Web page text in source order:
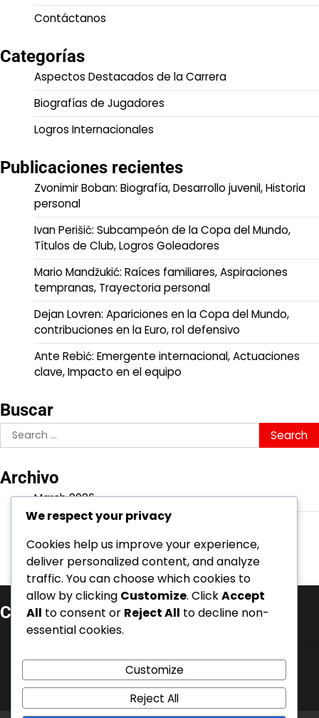
Contáctanos
Categorías
Aspectos Destacados de la Carrera
Biografías de Jugadores
Logros Internacionales
Publicaciones recientes
Zvonimir Boban: Biografía, Desarrollo juvenil, Historia
personal
Ivan Perišić: Subcampeón de la Copa del Mundo,
Títulos de Club, Logros Goleadores
Mario Mandžukić: Raíces familiares, Aspiraciones
tempranas, Trayectoria personal
Dejan Lovren: Apariciones en la Copa del Mundo,
contribuciones en la Euro, rol defensivo
Ante Rebić: Emergente internacional, Actuaciones
clave, Impacto en el equipo
Buscar
Search
for:
Archivo
March 2026
February 2026
Categorías
Aspectos Destacados de la Carrera
Biografías de Jugadores
Logros Internacionales
We respect your privacy
Cookies help us improve your experience,
deliver personalized content, and analyze
traffic. You can choose which cookies to
allow by clicking Customize. ClickAccept
All to consent or Reject All to decline non-
essential cookies.
Customize
Reject All